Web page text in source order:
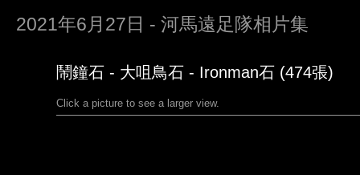
2021年6月27日 - 河馬遠足隊相片集
鬧鐘石 - 大咀鳥石 - Ironman石 (474張)
Click a picture to see a larger view.